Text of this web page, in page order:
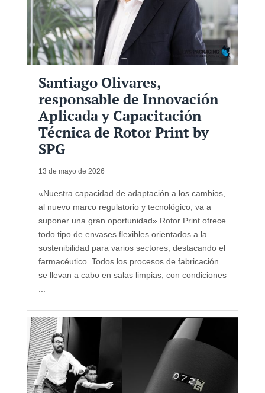
Santiago Olivares,
responsable de Innovación
Aplicada y Capacitación
Técnica de Rotor Print by
SPG
13 de mayo de 2026
«Nuestra capacidad de adaptación a los cambios,
al nuevo marco regulatorio y tecnológico, va a
suponer una gran oportunidad» Rotor Print ofrece
todo tipo de envases flexibles orientados a la
sostenibilidad para varios sectores, destacando el
farmacéutico. Todos los procesos de fabricación
se llevan a cabo en salas limpias, con condiciones
...